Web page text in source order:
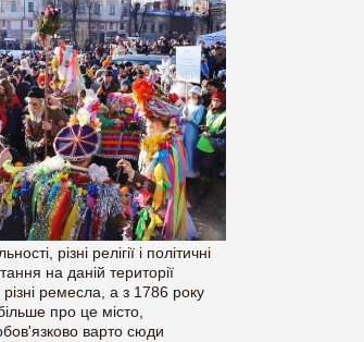
різні релігії і політичні
на даній території
ремесла, а з 1786 року
про це місто,
варто сюди